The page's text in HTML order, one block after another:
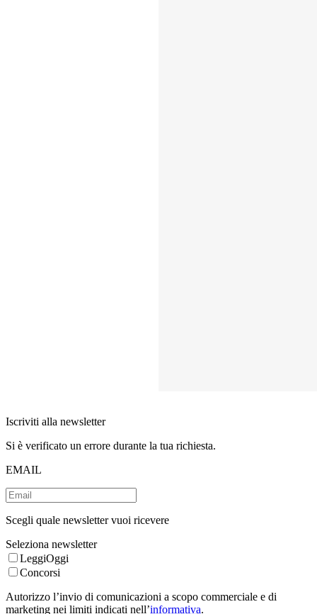
Iscriviti alla newsletter
Si è verificato un errore durante la tua richiesta.
EMAIL
Scegli quale newsletter vuoi ricevere
Seleziona newsletter
LeggiOggi
Concorsi
Autorizzo l’invio di comunicazioni a scopo commerciale e di
marketing nei limiti indicati nell’informativa.